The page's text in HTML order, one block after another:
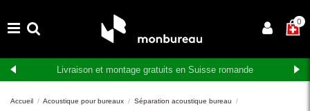
×0
Livraison et montage gratuits en Suisse romande
Accueil Acoustique pour bureaux
Séparation acoustique bureau